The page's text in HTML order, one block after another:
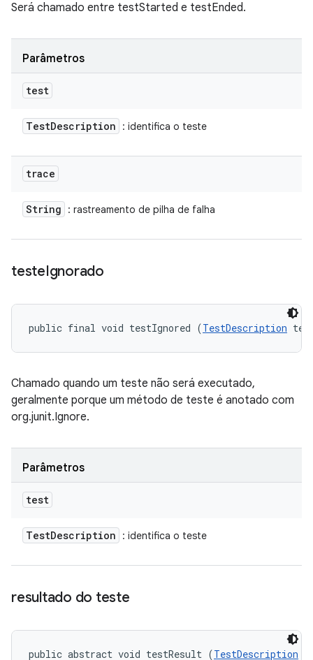
Será chamado entre testStarted e testEnded.
Parâmetros
test
TestDescription : identifica o teste
trace
String : rastreamento de pilha de falha
testeIgnorado
public final void testIgnored (TestDescription
Chamado quando um teste não será executado,
geralmente porque um método de teste é anotado com
org.junit.Ignore.
Parâmetros
test
TestDescription : identifica o teste
resultado do teste
public abstract void testResult (TestDescription